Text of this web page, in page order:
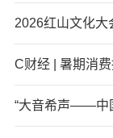
2026红山文化大
C财经 | 暑期消
“大音希声——中